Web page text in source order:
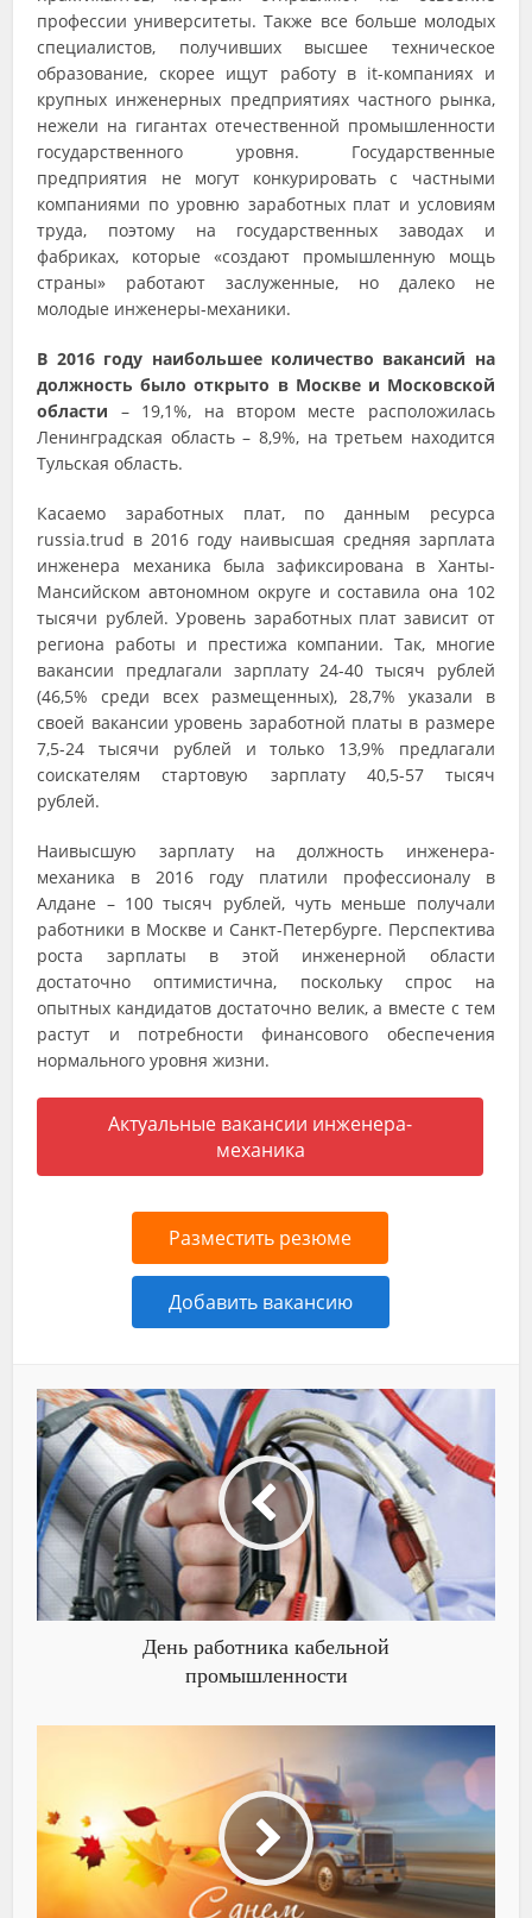
профессии университеты. Также все больше молодых
специалистов, получивших высшее техническое
образование, скорее ищут работу в it-компаниях и
крупных инженерных предприятиях частного рынка,
нежели на гигантах отечественной промышленности
государственного уровня. Государственные
предприятия не могут конкурировать с частными
компаниями по уровню заработных плат и условиям
труда, поэтому на государственных заводах и
фабриках, которые «создают промышленную мощь
страны» работают заслуженные, но далеко не
молодые инженеры-механики.
В 2016 году наибольшее количество вакансий на
должность было открыто в Москве и Московской
области – 19,1%, на втором месте расположилась
Ленинградская область – 8,9%, на третьем находится
Тульская область.
Касаемо заработных плат, по данным ресурса
russia.trud в 2016 году наивысшая средняя зарплата
инженера механика была зафиксирована в Ханты-
Мансийском автономном округе и составила она 102
тысячи рублей. Уровень заработных плат зависит от
региона работы и престижа компании. Так, многие
вакансии предлагали зарплату 24-40 тысяч рублей
(46,5% среди всех размещенных), 28,7% указали в
своей вакансии уровень заработной платы в размере
7,5-24 тысячи рублей и только 13,9% предлагали
соискателям стартовую зарплату 40,5-57 тысяч
рублей.
Наивысшую зарплату на должность инженера-
механика в 2016 году платили профессионалу в
Алдане – 100 тысяч рублей, чуть меньше получали
работники в Москве и Санкт-Петербурге. Перспектива
роста зарплаты в этой инженерной области
достаточно оптимистична, поскольку спрос на
опытных кандидатов достаточно велик, а вместе с тем
растут и потребности финансового обеспечения
нормального уровня жизни.
Актуальные вакансии инженера-
механика
Разместить резюме
Добавить вакансию
День работника кабельной
промышленности